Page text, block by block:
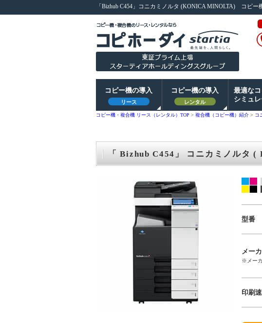
「Bizhub C454」コニカミノルタ (KONICA MINOLTA) コピー
コピー機の導入
リース
コピー機の導入
レンタル
最適な
シミュ
コピー機・複合機 リース（レンタル）TOP > 複合機（コピー機）紹介 > コ
「 Bizhub C454」 コニカミノルタ
型番
メー
※メー
印刷